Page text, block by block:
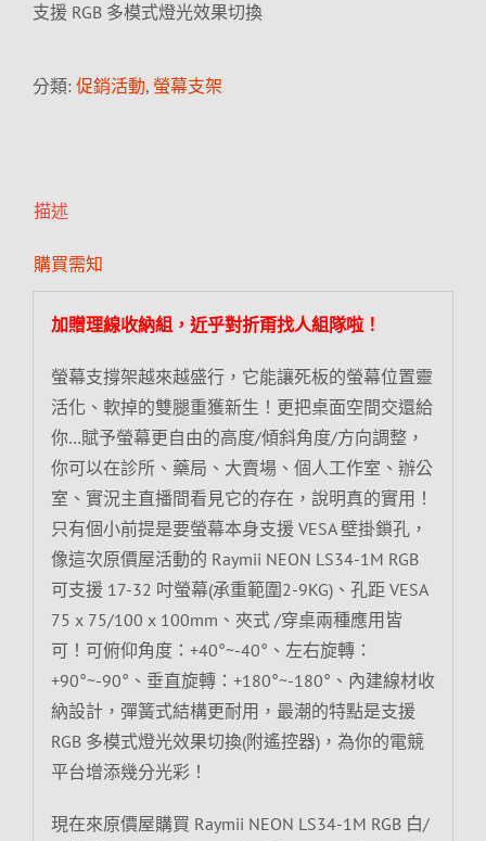
支援 RGB 多模式燈光效果切換
分類: 促銷活動, 螢幕支架
描述
購買需知
加贈理線收納組，近乎對折甭找人組隊啦！
螢幕支撐架越來越盛行，它能讓死板的螢幕位置靈
活化、軟掉的雙腿重獲新生！更把桌面空間交還給
你…賦予螢幕更自由的高度/傾斜角度/方向調整，
你可以在診所、藥局、大賣場、個人工作室、辦公
室、實況主直播間看見它的存在，說明真的實用！
只有個小前提是要螢幕本身支援 VESA 壁掛鎖孔，
像這次原價屋活動的 Raymii NEON LS34-1M RGB
可支援 17-32 吋螢幕(承重範圍2-9KG)、孔距 VESA
75 x 75/100 x 100mm、夾式 /穿桌兩種應用皆
可！可俯仰角度：+40°~-40°、左右旋轉：
+90°~-90°、垂直旋轉：+180°~-180°、內建線材收
納設計，彈簧式結構更耐用，最潮的特點是支援
RGB 多模式燈光效果切換(附遙控器)，為你的電競
平台增添幾分光彩！
現在來原價屋購買 Raymii NEON LS34-1M RGB 白/